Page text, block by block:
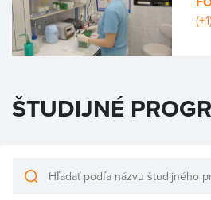
ŠTUDIJNÉ